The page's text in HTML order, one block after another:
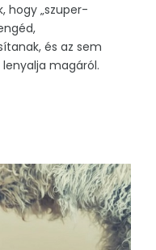
hogy „szuper-
és az sem
magáról.